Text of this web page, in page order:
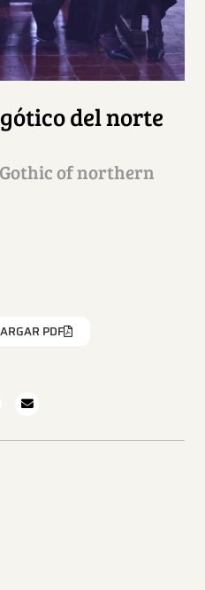
del norte
of northern
PDF